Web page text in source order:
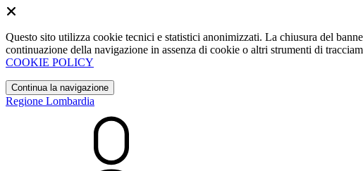
Questo sito utilizza cookie tecnici e statistici anonimizzati. La chiusura del
continuazione della navigazione in assenza di cookie o altri strumenti di
COOKIE POLICY
Continua la navigazione
Regione Lombardia